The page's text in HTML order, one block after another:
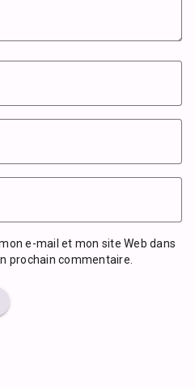
e-mail et mon site Web dans
prochain commentaire.